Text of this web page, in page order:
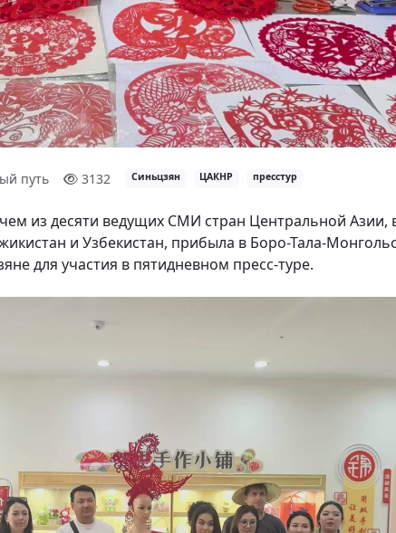
путь 3132 Синьцзян ЦАКНР пресстур
из десяти ведущих СМИ стран Центральной Азии,
и Узбекистан, прибыла в Боро-Тала-
для участия в пятидневном пресс-туре.